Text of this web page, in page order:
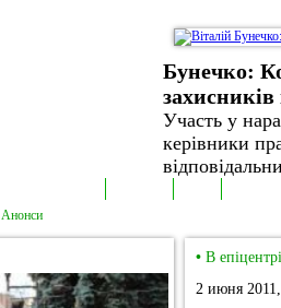
Бунечко:
захисників
Участь у
керівники
Анонси
• В епіцентрі
2 июня